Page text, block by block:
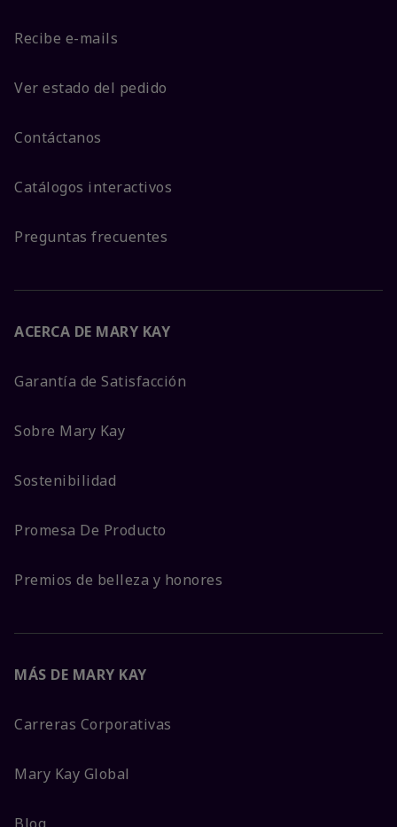
Recibe e-mails
Ver estado del pedido
Contáctanos
Catálogos interactivos
Preguntas frecuentes
ACERCA DE MARY KAY
Garantía de Satisfacción
Sobre Mary Kay
Sostenibilidad
Promesa De Producto
Premios de belleza y honores
MÁS DE MARY KAY
Carreras Corporativas
Mary Kay Global